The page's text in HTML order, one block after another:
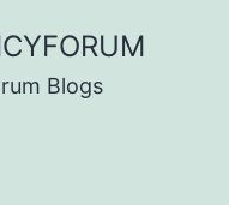
Blogs